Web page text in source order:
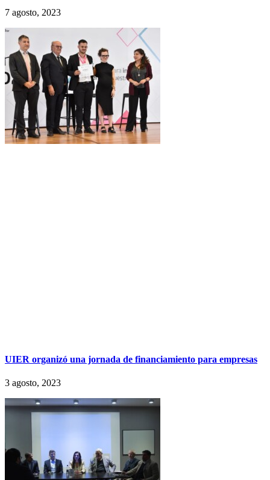
7 agosto, 2023
UIER organizó una jornada de financiamiento para empresas
3 agosto, 2023